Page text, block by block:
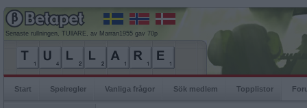
Senaste rullningen, TUllARE, av Marran1955 gav 70p
Start Spelregler Vanliga frågor Sök medlem Topplistor